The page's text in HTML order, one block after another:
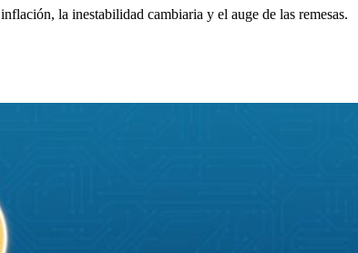
la inestabilidad cambiaria y el auge de las remesas.